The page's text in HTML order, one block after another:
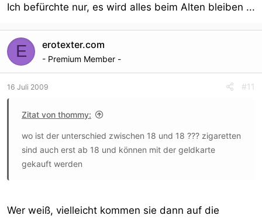
Ich befürchte nur, es wird alles beim Alten bleiben ...
E erotexter.com
- Premium Member -
16 Juli 2009 #11
Zitat von thommy:
wo ist der unterschied zwischen 18 und 18 ??? zigaretten
sind auch erst ab 18 und können mit der geldkarte
gekauft werden
Wer weiß, vielleicht kommen sie dann auf die